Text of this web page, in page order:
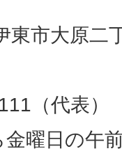
市大原二
（代表）
曜日の午